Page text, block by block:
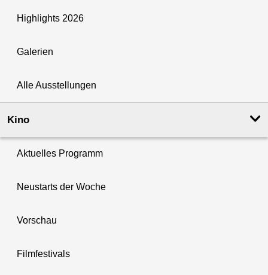
Highlights 2026
Galerien
Alle Ausstellungen
Kino
Aktuelles Programm
Neustarts der Woche
Vorschau
Filmfestivals